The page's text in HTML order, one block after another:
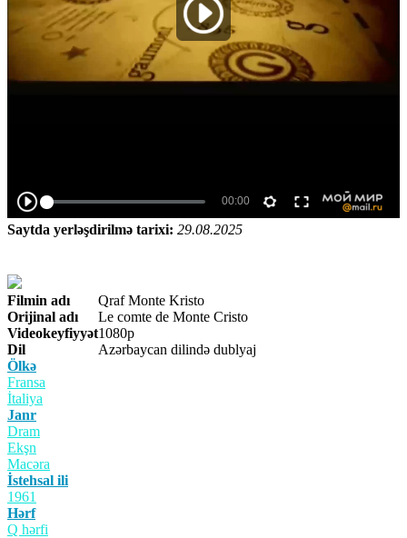
Saytda yerləşdirilmə tarixi: 29.08.2025
Filmin adı
Qraf Monte Kristo
Orijinal adı
Le comte de Monte Cristo
Videokeyfiyyət1080p
Dil
Azərbaycan dilində dublyaj
Ölkə
Fransa
İtaliya
Janr
Dram
Ekşn
Macəra
İstehsal ili
1961
Hərf
Q hərfi